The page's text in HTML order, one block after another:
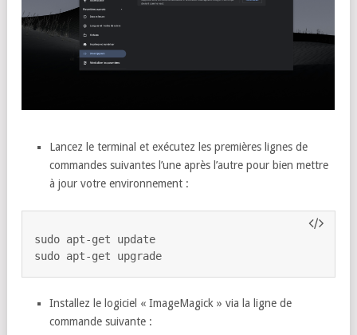
Lancez le terminal et exécutez les premières lignes de
commandes suivantes l’une après l’autre pour bien mettre
à jour votre environnement :
sudo apt-get update
sudo apt-get upgrade
Installez le logiciel « ImageMagick » via la ligne de
commande suivante :